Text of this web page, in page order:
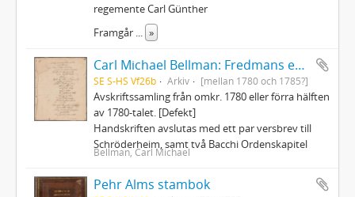
regemente Carl Günther
Framgår
»
Carl Michael Bellman: Fredmans epistlar och sånger m.fl. Bellman-texter
SE S-HS Vf26b Arkiv [mellan 1780 och 1785?]
Avskriftssamling från omkr. 1780 eller förra hälften
av 1780-talet. [Defekt]
Handskriften avslutas med ett par versbrev till
Schröderheim, samt två Bacchi Ordenskapitel
Bellman, Carl Michael
Pehr Alms stambok